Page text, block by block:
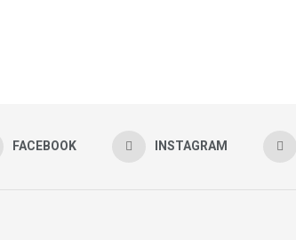
FACEBOOK INSTAGRAM